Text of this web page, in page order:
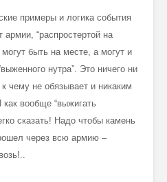
примеры и логика события
армии, “распростертой на
быть на месте, а могут и
нутра”. Это ничего ни
чему не обязывает и никаким
вообще “выжигать
сказать! Надо чтобы камень
через всю армию –